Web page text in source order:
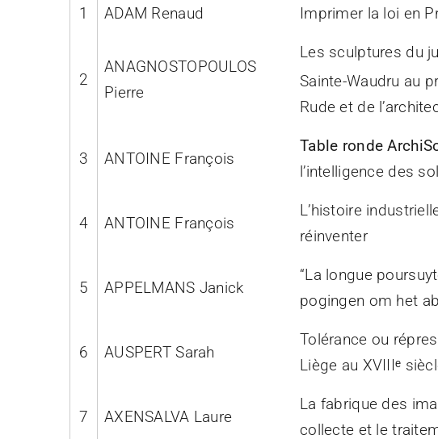
1 ADAM Renaud Imprimer la loi en
2
ANAGNOSTOPOULOS
Pierre
Les sculptures du
Sainte-Waudru au
Rude et de
3 ANTOINE François
Table ronde
l’intelligence des
4 ANTOINE François
L’histoire
réinventer
5 APPELMANS Janick
“La longue
pogingen om het
6 AUSPERT Sarah
Tolérance ou
Liège au XVIIIᵉ
7 AXENSALVA Laure
La fabrique des
collecte et le